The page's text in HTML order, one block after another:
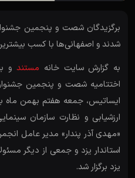
برگزیدگان شصت و پنجمین
شدند و اصفهانی‌ها با کسب بیشترین
به گزارش سایت خانه مستند و
اختتامیه شصت و پنجمین
ایساتیس، جمعه هفتم بهمن ماه
ارزشیابی و نظارت سازمان
«مهدی آذر پندار» مدیر عامل
استاندار یزد و جمعی از دیگر
یزد برگزار شد.